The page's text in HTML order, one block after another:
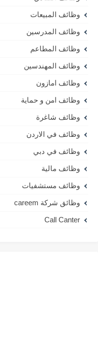
وظائف المبيعات
وظائف المدرسين
وظائف المطاعم
وظائف المهندسين
وظائف امازون
وظائف امن و حماية
وظائف شاغرة
وظائف في الاردن
وظائف في دبي
وظائف مالية
وظائف مستشفيات
وظائق شركة careem
Call Canter